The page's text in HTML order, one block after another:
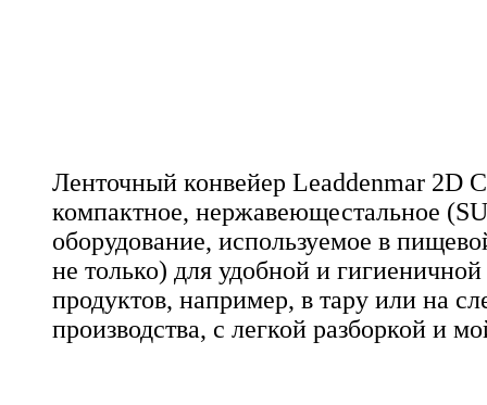
Ленточный конвейер Leaddenmar 2D
компактное, нержавеющестальное
оборудование, используемое в
не только) для удобной и
продуктов, например, в тару или на
производства, с легкой разборкой и